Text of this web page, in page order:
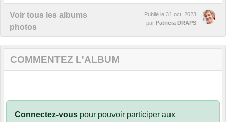
Voir tous les albums
photos
Publié le 31 oct. 2023
par Patricia DRAPS
COMMENTEZ L'ALBUM
Connectez-vous pour pouvoir participer aux